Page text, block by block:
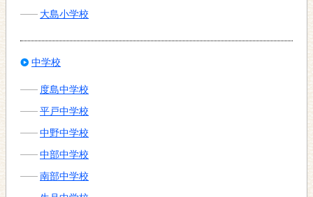
大島小学校
中学校
度島中学校
平戸中学校
中野中学校
中部中学校
南部中学校